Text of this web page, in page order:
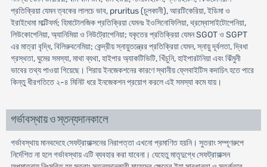
প্রতিক্রিয়া যেমন ত্বকের লালচে ভাব, pruritus (চুলকানী), আরটিকেরিয়া, ইডিমা ও
ইরাইথেমা মাল্টিফর্ম; হিমাটোলজিক প্রতিক্রিয়া যেমনঃ ইওসিনোফিলিয়া, থ্রম্বোসাইটোপেনিয়া,
লিউকোপেনিয়া, অ্যানিমিয়া ও নিউট্রোপেনিয়া; যকৃতের প্রতিক্রিয়া যেমন SGOT ও SGPT
এর মাত্রা বৃদ্ধি, বিলিরুবনেমিয়া; কেন্দ্রীয় স্নায়ুতন্ত্রের প্রতিক্রিয়া যেমন, স্নায়ু দূর্বলতা, দ্বিধা
গ্রস্থতা, ঘুমের সমস্যা, মাথা ব্যথা, হাইপার অ্যাকটিভিটি, খিঁচুনি, হাইপারটনিয়া এবং ঝিঁমুনী
ভাবের তথ্য পাওয়া গিয়েছে। শিরায় ইনজেকশনের কারণে স্থানীয় ফ্লেবাইটিস কদাচিৎ হতে পারে
কিন্তু ধীরগতিতে ২-৪ মিনিট ধরে ইনজেকশন প্রয়োগ করলে এই সমস্যা কমে যায়।
গর্ভাবস্থায় ও স্তন্যদানকালে
গর্ভাবস্থায় মানবদেহে সেফট্রায়াক্সনের নিরাপত্তা এখনো প্রমাণিত হয়নি। সুতরাং সম্পূণরুপে
নির্দেশিত না হলে গর্ভাবস্থায় এটি ব্যবহার করা যাবেনা। যেহেতু মাতৃদুগ্ধে সেফট্রায়াক্সন